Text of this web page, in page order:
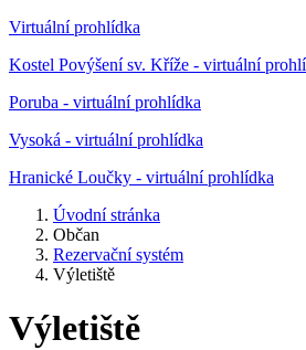
Virtuální prohlídka
Kostel Povýšení sv. Kříže - virtuální
Poruba - virtuální prohlídka
Vysoká - virtuální prohlídka
Hranické Loučky - virtuální prohlídka
Úvodní stránka
Občan
Rezervační systém
Výletiště
Výletiště